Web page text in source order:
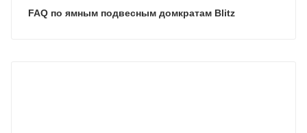
FAQ по ямным подвесным домкратам Blitz